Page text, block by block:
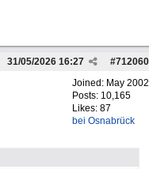
#712060
31/05/2026 16:27
Joined: May 2002
Posts: 10,165
Likes: 87
bei Osnabrück